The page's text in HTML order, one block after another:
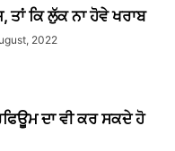
ਕਿ ਲੁੱਕ ਨਾ ਹੋਵੇ ਖਰਾਬ
2022
ਦਾ ਵੀ ਕਰ ਸਕਦੇ ਹੋ